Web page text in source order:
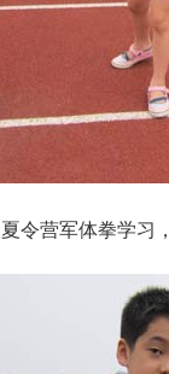
夏令营军体拳学习